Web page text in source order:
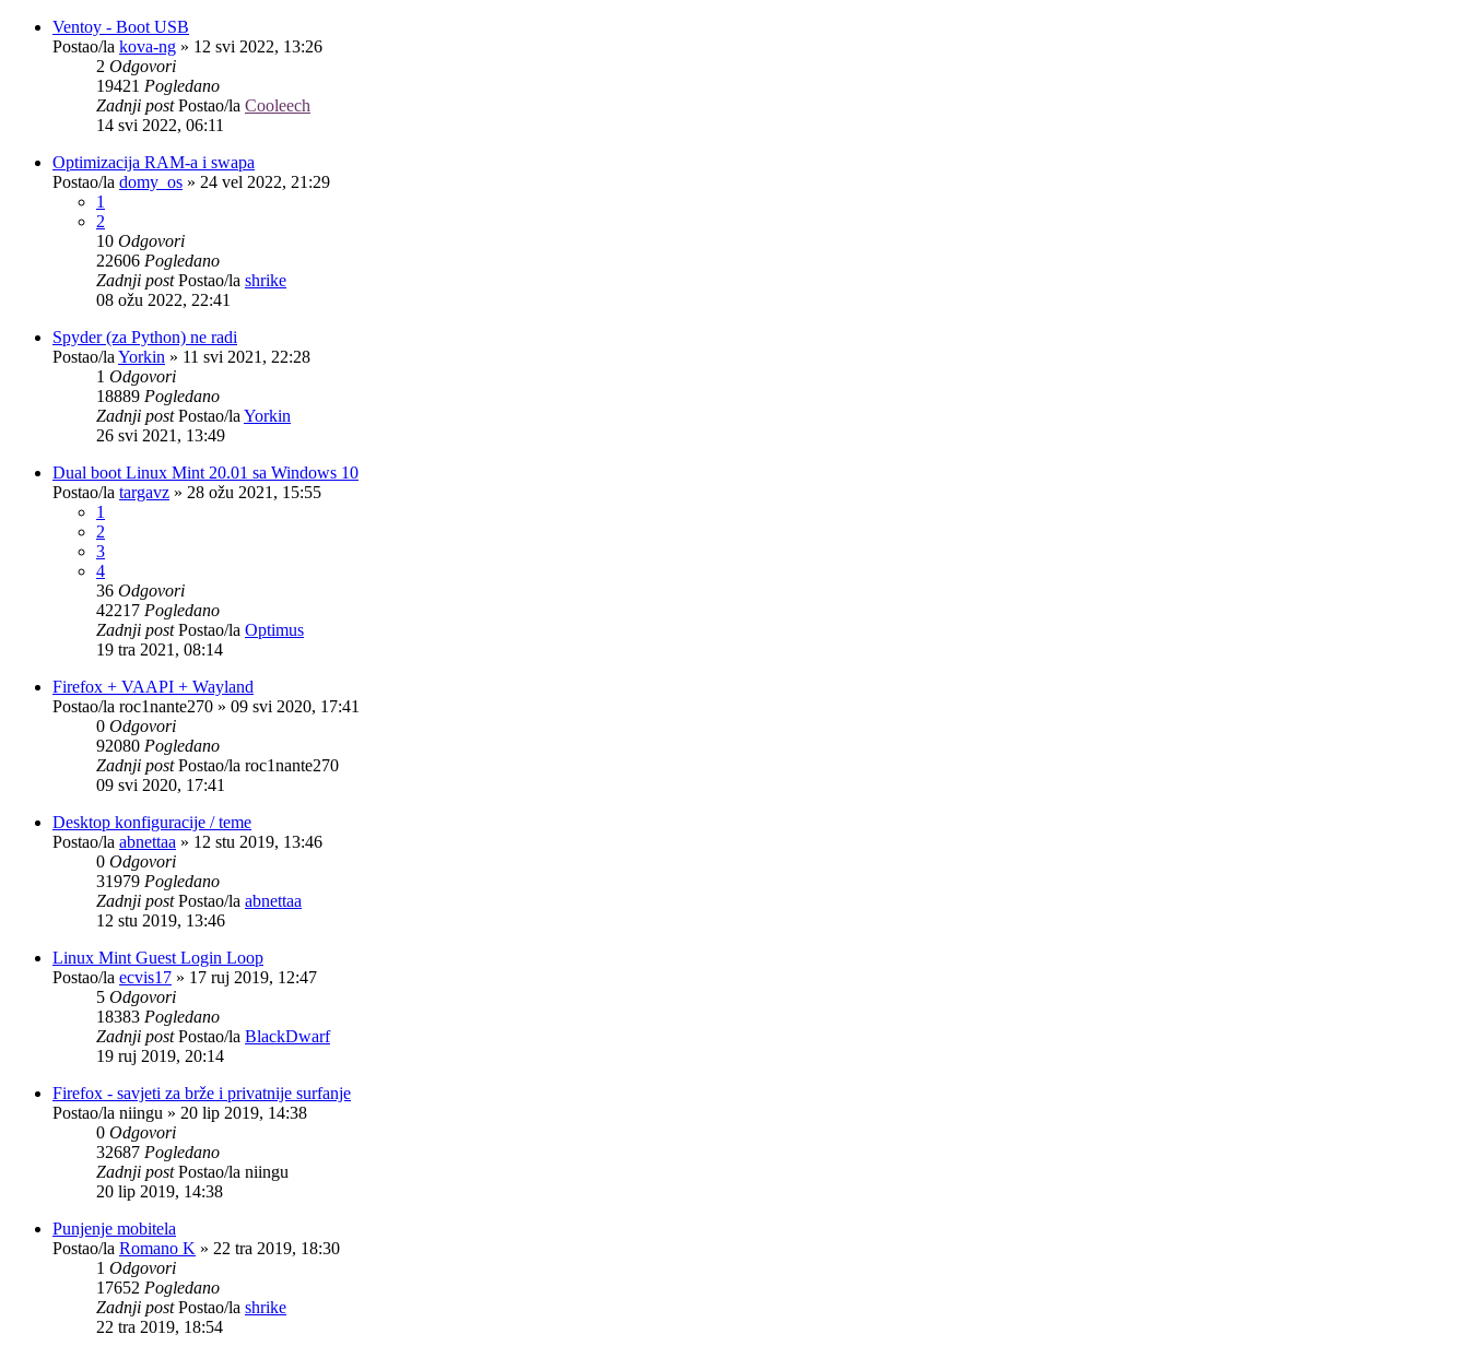
Ventoy - Boot USB
Postao/la kova-ng » 12 svi 2022, 13:26
2 Odgovori
19421 Pogledano
Zadnji postPostao/la Cooleech
14 svi 2022, 06:11
Optimizacija RAM-a i swapa
Postao/la domy_os » 24 vel 2022, 21:29
1
2
10 Odgovori
22606 Pogledano
Zadnji postPostao/la shrike
08 ožu 2022, 22:41
Spyder (za Python) ne radi
Postao/la Yorkin » 11 svi 2021, 22:28
1 Odgovori
18889 Pogledano
Zadnji postPostao/la Yorkin
26 svi 2021, 13:49
Dual boot Linux Mint 20.01 sa Windows 10
Postao/la targavz » 28 ožu 2021, 15:55
1
2
3
4
36 Odgovori
42217 Pogledano
Zadnji postPostao/la Optimus
19 tra 2021, 08:14
Firefox + VAAPI + Wayland
Postao/la roc1nante270 » 09 svi 2020, 17:41
0 Odgovori
92080 Pogledano
Zadnji postPostao/la roc1nante270
09 svi 2020, 17:41
Desktop konfiguracije / teme
Postao/la abnettaa » 12 stu 2019, 13:46
0 Odgovori
31979 Pogledano
Zadnji postPostao/la abnettaa
12 stu 2019, 13:46
Linux Mint Guest Login Loop
Postao/la ecvis17 » 17 ruj 2019, 12:47
5 Odgovori
18383 Pogledano
Zadnji postPostao/la BlackDwarf
19 ruj 2019, 20:14
Firefox - savjeti za brže i privatnije surfanje
Postao/la niingu » 20 lip 2019, 14:38
0 Odgovori
32687 Pogledano
Zadnji postPostao/la niingu
20 lip 2019, 14:38
Punjenje mobitela
Postao/la Romano K » 22 tra 2019, 18:30
1 Odgovori
17652 Pogledano
Zadnji postPostao/la shrike
22 tra 2019, 18:54